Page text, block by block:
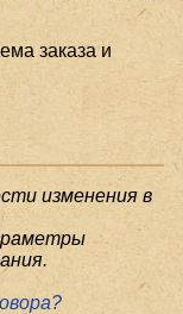
заказа и
изменения в